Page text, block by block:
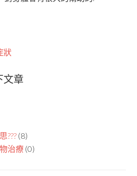
狀
文章
??? (8)
治療 (0)